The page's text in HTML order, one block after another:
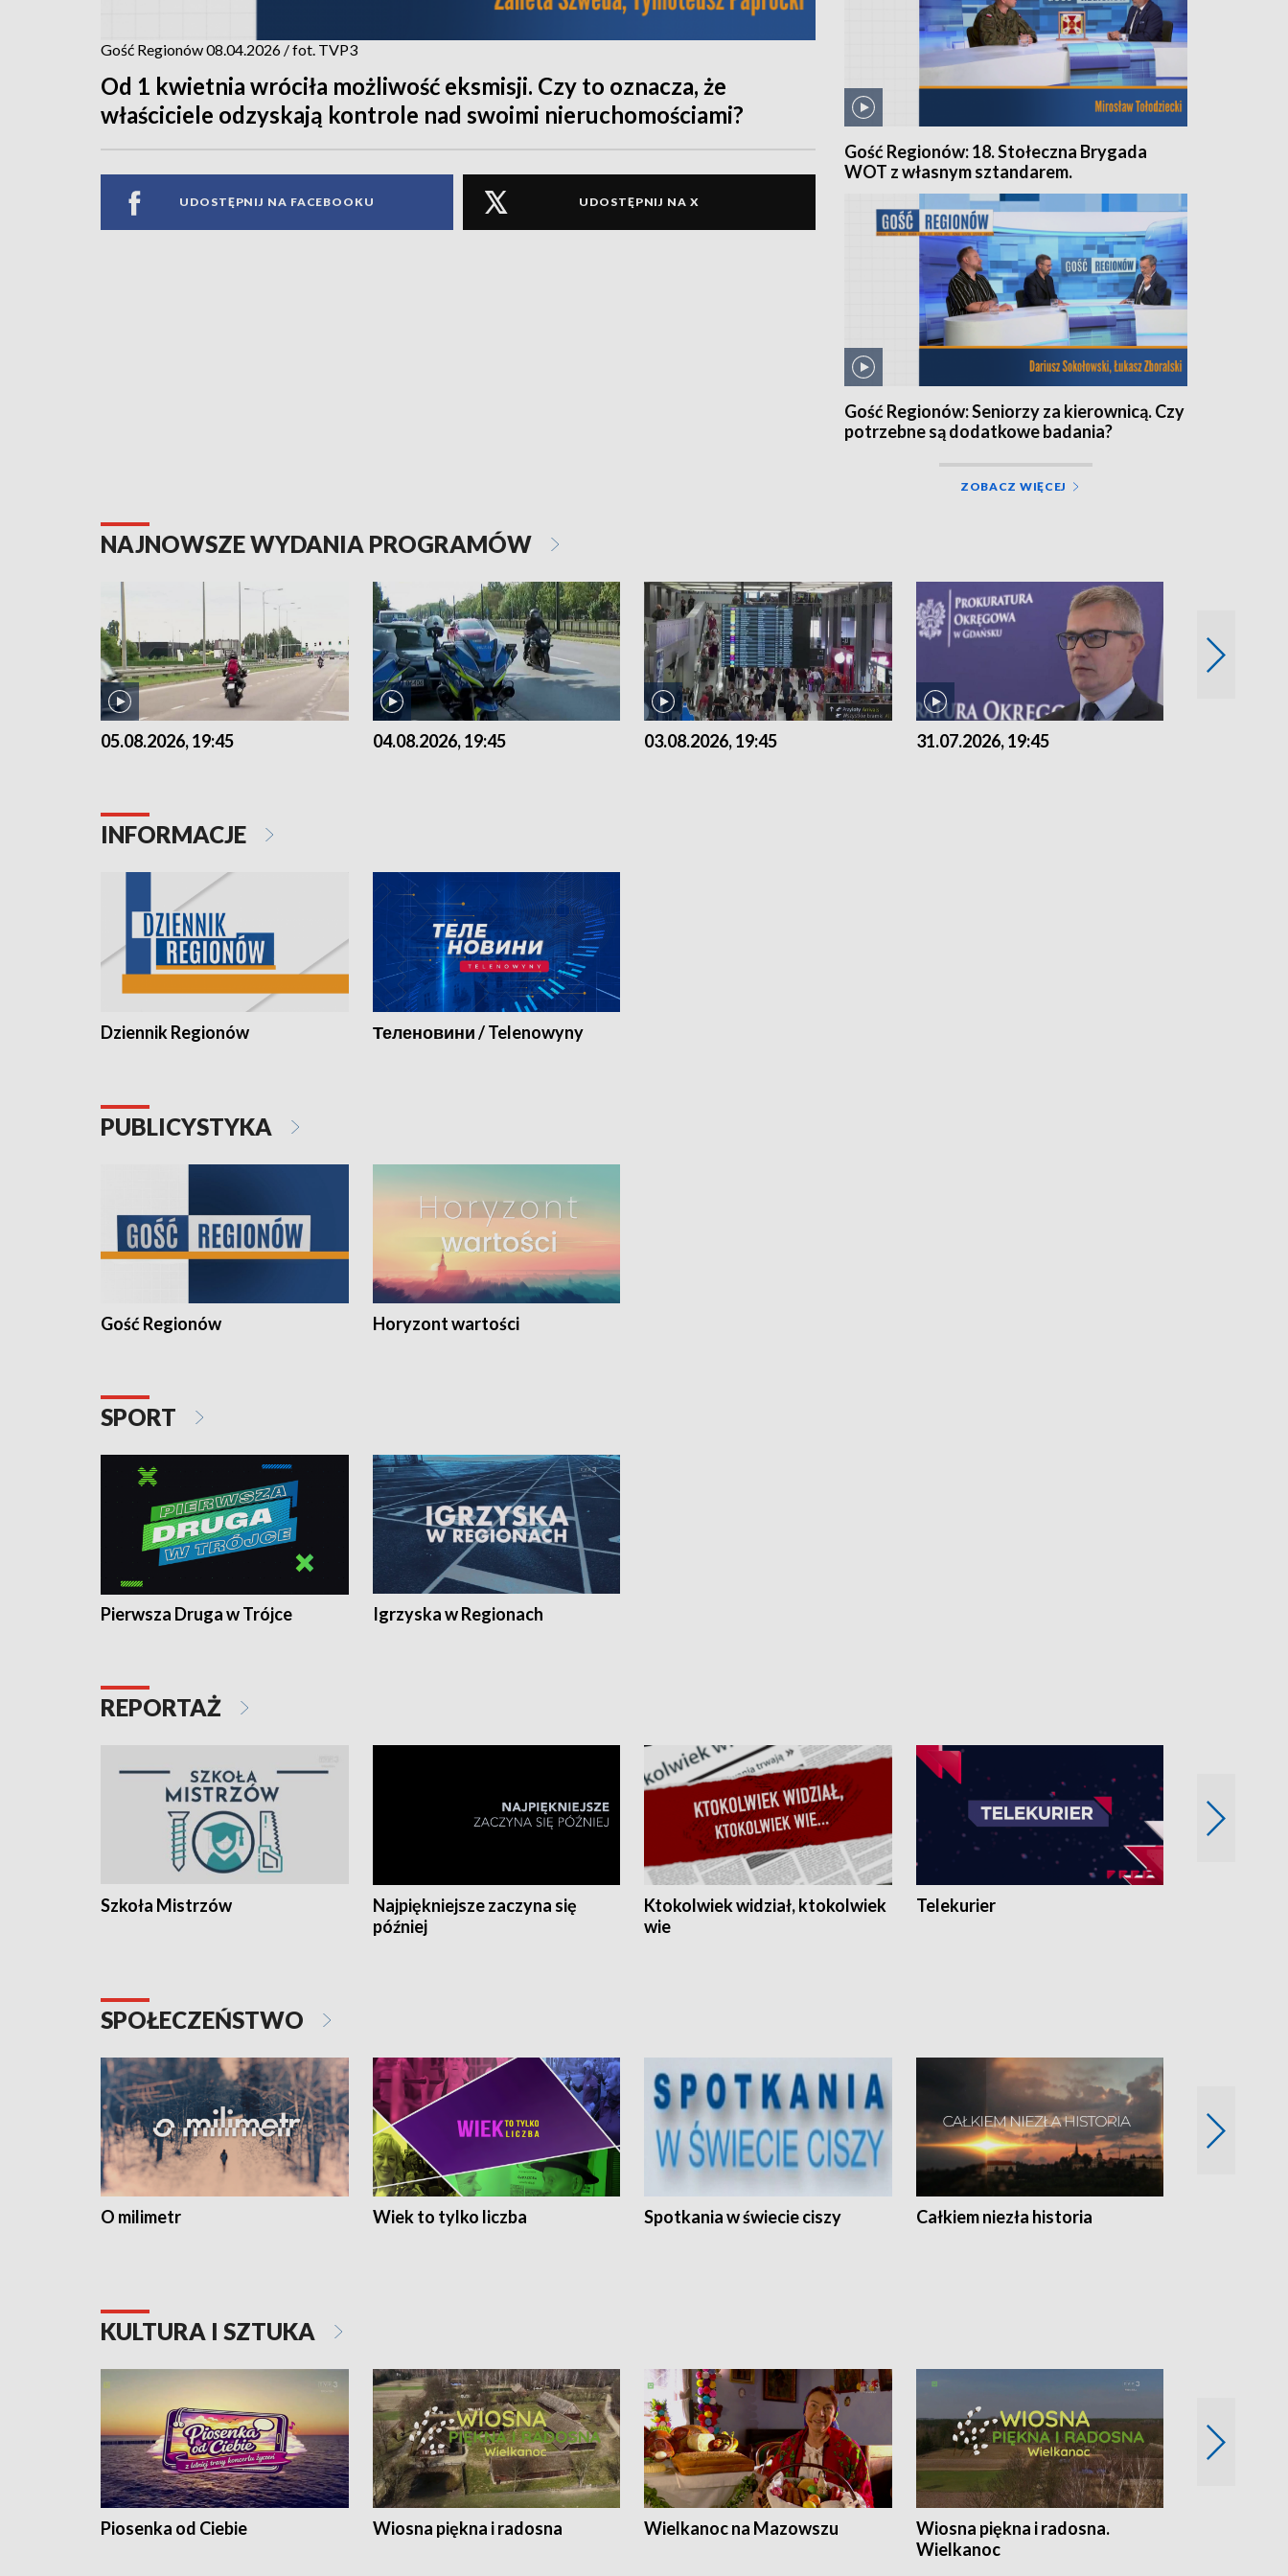
Gość Regionów 08.04.2026 / fot. TVP3
Od 1 kwietnia wróciła możliwość eksmisji. Czy to oznacza, że
właściciele odzyskają kontrole nad swoimi nieruchomościami?
UDOSTĘPNIJ NA FACEBOOKU UDOSTĘPNIJ NA X
Gość Regionów: 18. Stołeczna Brygada
WOT z własnym sztandarem.
Gość Regionów: Seniorzy za kierownicą. Czy
potrzebne są dodatkowe badania?
ZOBACZ WIĘCEJ
NAJNOWSZE WYDANIA PROGRAMÓW
05.08.2026, 19:45 04.08.2026, 19:45 03.08.2026, 19:45 31.07.2026, 19:45
INFORMACJE
Dziennik Regionów Теленовини / Telenowyny
PUBLICYSTYKA
Gość Regionów Horyzont wartości
SPORT
Pierwsza Druga w Trójce Igrzyska w Regionach
REPORTAŻ
Szkoła Mistrzów
Najpiękniejsze zaczyna się
później
Ktokolwiek widział, ktokolwiek
wie
Telekurier
SPOŁECZEŃSTWO
O milimetr Wiek to tylko liczba Spotkania w świecie ciszy Całkiem niezła historia
KULTURA I SZTUKA
Piosenka od Ciebie Wiosna piękna i radosna Wielkanoc na Mazowszu
Wiosna piękna i radosna.
Wielkanoc